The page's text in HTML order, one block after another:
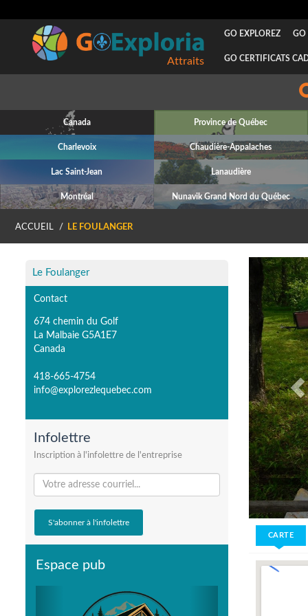
Attraits
GO EXPLOREZ GO
GO CERTIFICATS
Canada Province de Québec
Charlevoix Chaudière-Appalaches
Lac Saint-Jean Lanaudière
Montréal Nunavik Grand Nord du Québec
ACCUEIL LE FOULANGER
Le Foulanger
Contact
674 chemin du Golf
La Malbaie G5A1E7
Canada
418-665-4754
info@explorezlequebec.com
Infolettre
Inscription à l'infolettre de l'entreprise
Espace pub
CARTE